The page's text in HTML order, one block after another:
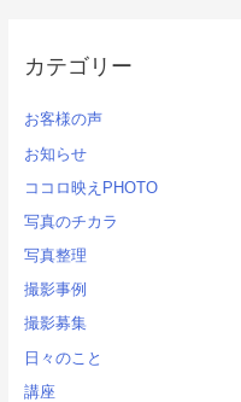
カテゴリー
お客様の声
お知らせ
ココロ映えPHOTO
写真のチカラ
写真整理
撮影事例
撮影募集
日々のこと
講座